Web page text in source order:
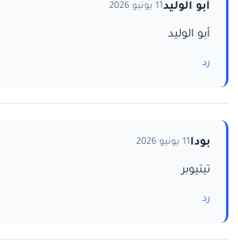
أبو الوليد11 يونيو 2026
أبو الوليد
رد
بودا11 يونيو 2026
تيتيوبر
رد